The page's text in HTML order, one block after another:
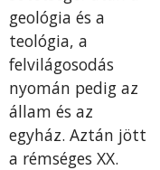
geológia és a
teológia, a
felvilágosodás
nyomán pedig az
állam és az
egyház. Aztán jött
a rémséges XX.